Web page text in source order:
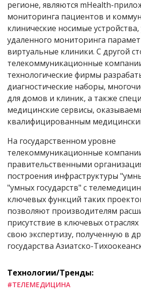
регионе, являются mHealth-
мониторинга пациентов и
клинические носимые устройства,
удаленного мониторинга
виртуальные клиники. С другой
телекоммуникационные
технологические фирмы
диагностические наборы,
для домов и клиник, а также
медицинские сервисы,
квалифицированным
На государственном уровне
телекоммуникационные
правительственными
построения инфраструктуры
"умных государств" с
ключевых функций таких
позволяют производителям
присутствие в ключевых
свою экспертизу, полученную в
государства Азиатско-
Технологии/Тренды:
#ТЕЛЕМЕДИЦИНА